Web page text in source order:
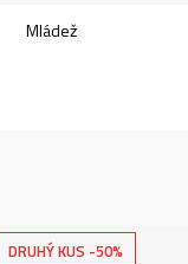
Mládež
DRUHÝ KUS -50%